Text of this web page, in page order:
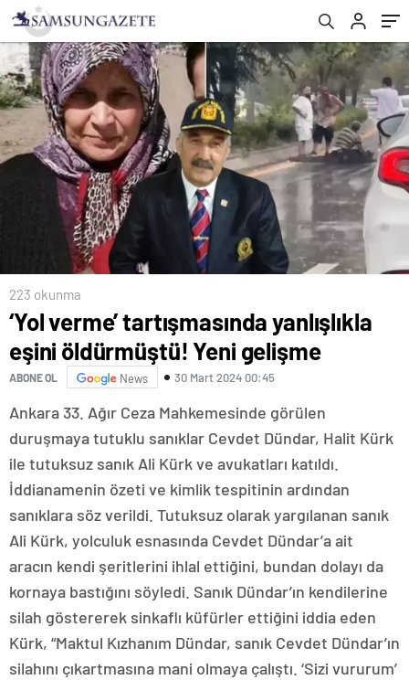
223 okunma
‘Yol verme’ tartışmasında yanlışlıkla
eşini öldürmüştü! Yeni gelişme
ABONE OL News 30 Mart 2024 00:45
Ankara 33. Ağır Ceza Mahkemesinde görülen
duruşmaya tutuklu sanıklar Cevdet Dündar, Halit Kürk
ile tutuksuz sanık Ali Kürk ve avukatları katıldı.
İddianamenin özeti ve kimlik tespitinin ardından
sanıklara söz verildi. Tutuksuz olarak yargılanan sanık
Ali Kürk, yolculuk esnasında Cevdet Dündar’a ait
aracın kendi şeritlerini ihlal ettiğini, bundan dolayı da
kornaya bastığını söyledi. Sanık Dündar’ın kendilerine
silah göstererek sinkaflı küfürler ettiğini iddia eden
Kürk, “Maktul Kızhanım Dündar, sanık Cevdet Dündar’ın
silahını çıkartmasına mani olmaya çalıştı. ‘Sizi vururum’